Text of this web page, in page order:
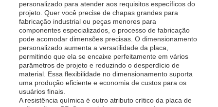
Quem Somos
Fábrica
Controle de Qualidade
personalizado para atender aos requisitos específicos do
projeto. Quer você precise de chapas grandes para
fabricação industrial ou peças menores para
componentes especializados, o processo de fabricação
pode acomodar dimensões precisas. O dimensionamento
personalizado aumenta a versatilidade da placa,
permitindo que ela se encaixe perfeitamente em vários
parâmetros de projeto e reduzindo o desperdício de
material. Essa flexibilidade no dimensionamento suporta
uma produção eficiente e economia de custos para os
usuários finais.
A resistência química é outro atributo crítico da placa de